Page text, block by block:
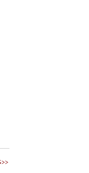
>>